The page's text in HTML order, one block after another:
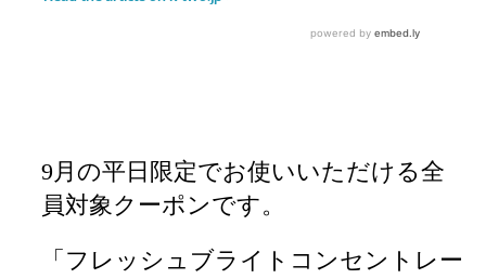
9月の平日限定でお使いいただける全
員対象クーポンです。
「フレッシュブライトコンセントレー